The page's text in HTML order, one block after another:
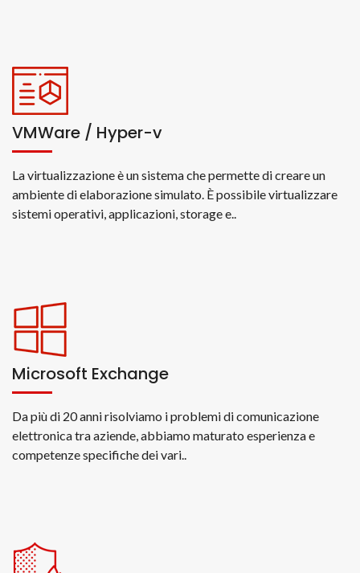
VMWare / Hyper-v
La virtualizzazione è un sistema che permette di creare un
ambiente di elaborazione simulato. È possibile virtualizzare
sistemi operativi, applicazioni, storage e..
Microsoft Exchange
Da più di 20 anni risolviamo i problemi di comunicazione
elettronica tra aziende, abbiamo maturato esperienza e
competenze specifiche dei vari..